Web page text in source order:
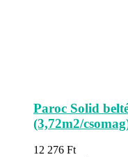
Paroc Solid
(3,72m2/
12 276 Ft